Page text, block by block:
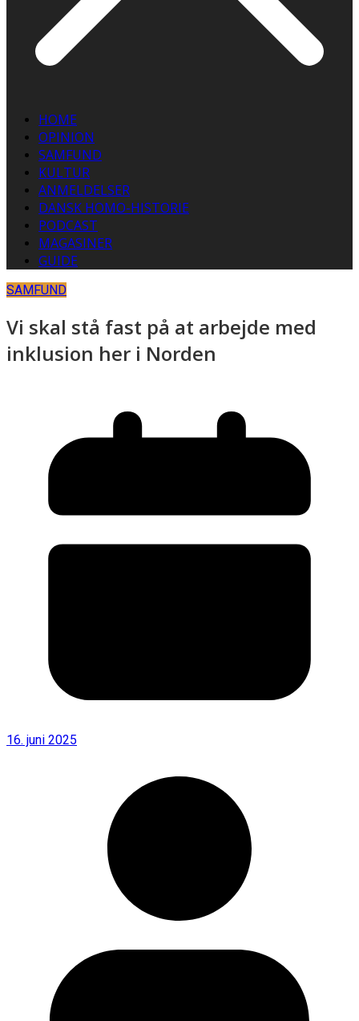
HOME
OPINION
SAMFUND
KULTUR
ANMELDELSER
DANSK HOMO-HISTORIE
PODCAST
MAGASINER
GUIDE
SAMFUND
Vi skal stå fast på at arbejde med
inklusion her i Norden
16. juni 2025